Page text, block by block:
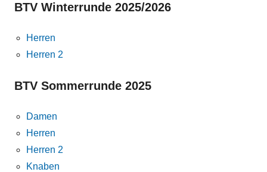
BTV Winterrunde 2025/2026
Herren
Herren 2
BTV Sommerrunde 2025
Damen
Herren
Herren 2
Knaben